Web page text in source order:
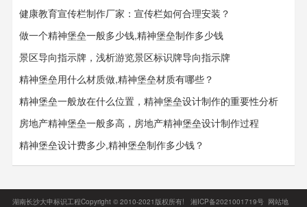
健康教育宣传栏制作厂家：宣传栏如何合理安装？
做一个精神堡垒一般多少钱,精神堡垒制作多少钱
景区导向指示牌，浅析游览景区标识牌导向指示牌
精神堡垒用什么材质做,精神堡垒材质有哪些？
精神堡垒一般放在什么位置，精神堡垒设计制作的重要性分析
房地产精神堡垒一般多高，房地产精神堡垒设计制作过程
精神堡垒设计费多少,精神堡垒制作多少钱？
湖南长沙大申标识工程Copyright © 2010-2021版权所有! 湘ICP备2021001719号 网站地